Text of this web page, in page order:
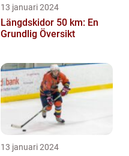
13 januari 2024
Längdskidor 50 km: En
Grundlig Översikt
13 januari 2024